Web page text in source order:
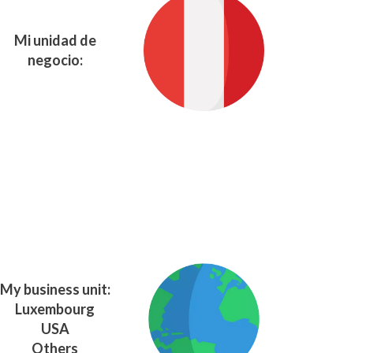
Mi unidad de
negocio:
My business unit:
Luxembourg
USA
Others